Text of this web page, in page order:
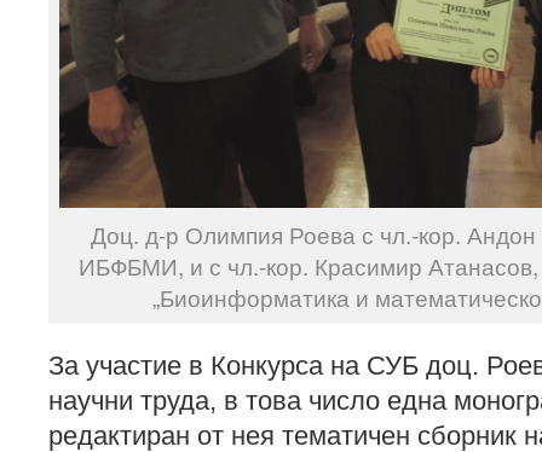
Доц. д-р Олимпия Роева с чл.-кор. Андон
ИБФБМИ, и с чл.-кор. Красимир Атанасов,
„Биоинформатика и
За участие в Конкурса на СУБ доц.
научни труда, в това число една
редактиран от нея тематичен сборник